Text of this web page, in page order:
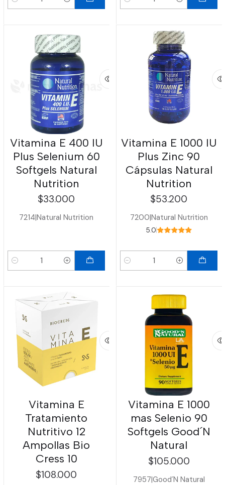
Cantidad Cantidad
Vitamina E 400 IU
Plus Selenium 60
Softgels Natural
Nutrition
$33.000
7214|Natural Nutrition
Cantidad
Vitamina E 1000 IU
Plus Zinc 90
Cápsulas Natural
Nutrition
$53.200
7200|Natural Nutrition
5.0
Cantidad
Vitamina E
Tratamiento
Nutritivo 12
Ampollas Bio
Cress 10
$108.000
Vitamina E 1000
mas Selenio 90
Softgels Good´N
Natural
$105.000
7957|Good´N Natural